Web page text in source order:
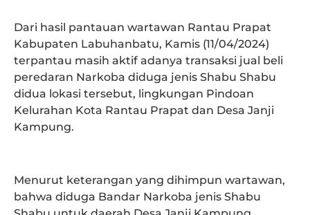
Dari hasil pantauan wartawan Rantau Prapat
Kabupaten Labuhanbatu, Kamis (11/04/2024)
terpantau masih aktif adanya transaksi jual beli
peredaran Narkoba diduga jenis Shabu Shabu
didua lokasi tersebut, lingkungan Pindoan
Kelurahan Kota Rantau Prapat dan Desa Janji
Kampung.
Menurut keterangan yang dihimpun wartawan,
bahwa diduga Bandar Narkoba jenis Shabu